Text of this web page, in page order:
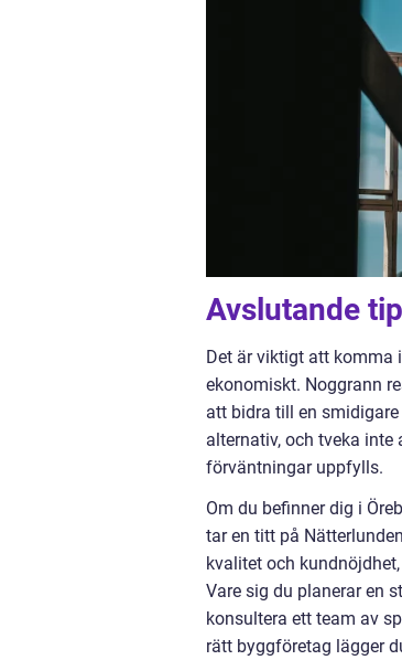
Avslutande
Det är viktigt att komma
ekonomiskt. Noggrann
att bidra till en
alternativ, och tveka
förväntningar uppfylls.
Om du befinner dig i
tar en titt på
kvalitet och
Vare sig du planerar en
konsultera ett team av
rätt byggföretag lägger